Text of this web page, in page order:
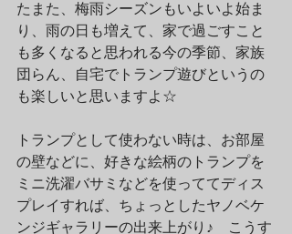
たまた、梅雨シーズンもいよいよ始ま
り、雨の日も増えて、家で過ごすこと
も多くなると思われる今の季節、家族
団らん、自宅でトランプ遊びというの
も楽しいと思いますよ☆
トランプとして使わない時は、お部屋
の壁などに、好きな絵柄のトランプを
ミニ洗濯バサミなどを使っててディス
プレイすれば、ちょっとしたヤノベケ
ンジギャラリーの出来上がり♪　こうす